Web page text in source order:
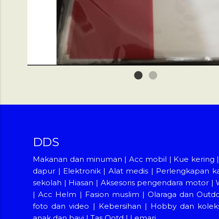
1 2
DDS
Makanan dan minuman | Acc mobil | Kue kering
dapur | Elektronik | Alat medis | Perlengkapan
sekolah | Hiasan | Aksesoris pengendara motor |
|Acc Helm | Fasion muslim |Olaraga dan
foto dan video | Kebersihan | Hobby dan